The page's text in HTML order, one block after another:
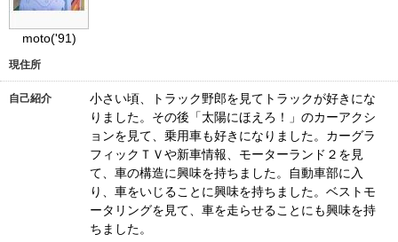
moto('91)
現住所
自己紹介
小さい頃、トラック野郎を見てトラックが好きにな
りました。その後「太陽にほえろ！」のカーアクシ
ョンを見て、乗用車も好きになりました。カーグラ
フィックＴＶや新車情報、モーターランド２を見
て、車の構造に興味を持ちました。自動車部に入
り、車をいじることに興味を持ちました。ベストモ
ータリングを見て、車を走らせることにも興味を持
ちました。